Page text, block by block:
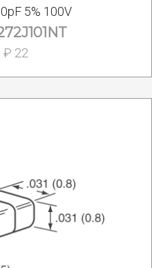
5% 100V
₽ 22